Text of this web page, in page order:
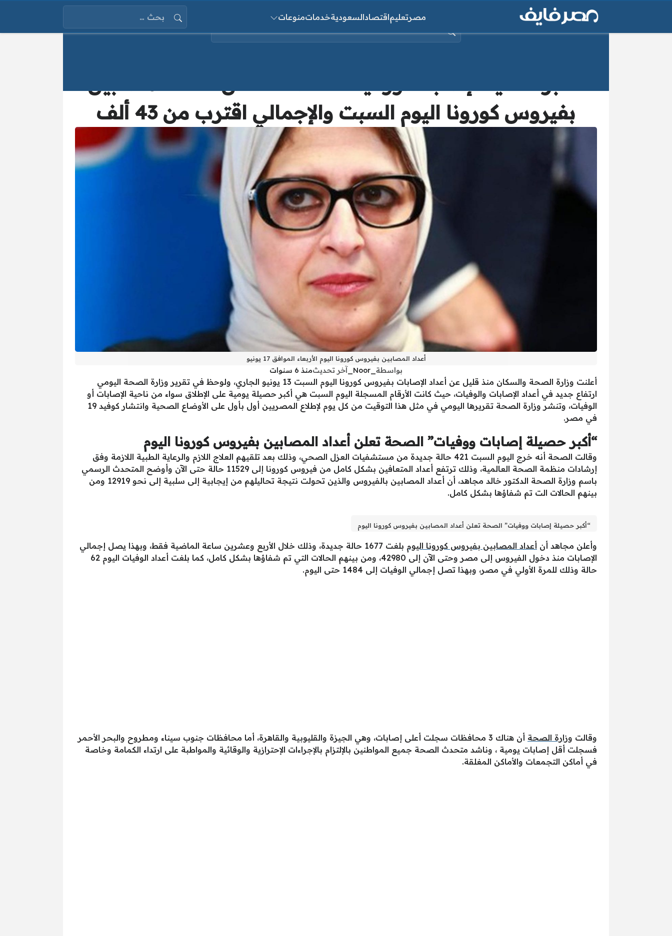
مصرتعليماقتصادالسعوديةخدماتمنوعات
البحث عن:
بفيروس كورونا اليوم السبت والإجمالي اقترب من 43 ألف
أعداد المصابين بفيروس كورونا اليوم الأربعاء الموافق 17 يونيو
بواسطة آخر تحديثمنذ 6 سنوات
أعلنت وزارة الصحة والسكان منذ قليل عن أعداد الإصابات بفيروس كورونا اليوم السبت 13 يونيو الجاري، ولوحظ في تقرير وزارة الصحة اليومي
ارتفاع جديد في أعداد الإصابات والوفيات، حيث كانت الأرقام المسجلة اليوم السبت هي أكبر حصيلة يومية على الإطلاق سواء من ناحية الإصابات أو
الوفيات، وتنشر وزارة الصحة تقريرها اليومي في مثل هذا التوقيت من كل يوم لإطلاع المصريين أول بأول على الأوضاع الصحية وانتشار كوفيد 19
في مصر.
“أكبر حصيلة إصابات ووفيات” الصحة تعلن أعداد المصابين بفيروس كورونا اليوم
وقالت الصحة أنه خرج اليوم السبت 421 حالة جديدة من مستشفيات العزل الصحي، وذلك بعد تلقيهم العلاج اللازم والرعاية الطبية اللازمة وفق
إرشادات منظمة الصحة العالمية، وذلك ترتفع أعداد المتعافين بشكل كامل من فيروس كورونا إلى 11529 حالة حتى الآن وأوضح المتحدث الرسمي
باسم وزارة الصحة الدكتور خالد مجاهد، أن أعداد المصابين بالفيروس والذين تحولت نتيجة تحاليلهم من إيجابية إلى سلبية إلى نحو 12919 ومن
بينهم الحالات الت تم شفاؤها بشكل كامل.
“أكبر حصيلة إصابات ووفيات” الصحة تعلن أعداد المصابين بفيروس كورونا اليوم
وأعلن مجاهد أن أعداد المصابين بفيروس كورونا اليوم
بلغت 1677 حالة جديدة، وذلك خلال الأربع وعشرين ساعة الماضية فقط، وبهذا يصل إجمالي
الإصابات منذ دخول الفيروس إلى مصر وحتى الآن إلى 42980، ومن بينهم الحالات التي تم شفاؤها بشكل كامل، كما بلغت أعداد الوفيات اليوم 62
حالة وذلك للمرة الأولي في مصر، وبهذا تصل إجمالي الوفيات إلى 1484 حتى اليوم.
وقالت وزارة الصحة
أن هناك 3 محافظات سجلت أعلى إصابات، وهي الجيزة والقليوبية والقاهرة، أما محافظات جنوب سيناء ومطروح والبحر الأحمر
فسجلت أقل إصابات يومية ، وناشد متحدث الصحة جميع المواطنين بالإلتزام بالإجراءات الإحترازية والوقائية والمواطبة على ارتداء الكمامة وخاصة
في أماكن التجمعات والأماكن المغلقة.